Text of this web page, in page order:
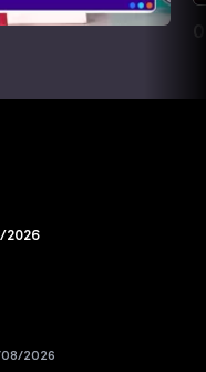
2026
2026